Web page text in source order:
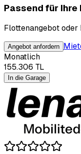
Passend für Ihre
Flottenangebot
Angebot anfordern
Monatlich
155.306 TL
In die Garage